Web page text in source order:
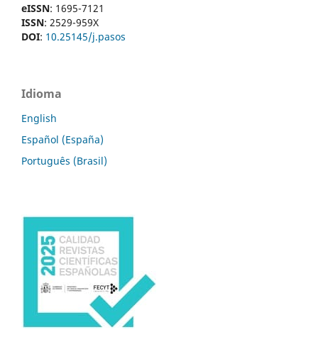
eISSN: 1695-7121
ISSN: 2529-959X
DOI: 10.25145/j.pasos
Idioma
English
Español (España)
Português (Brasil)